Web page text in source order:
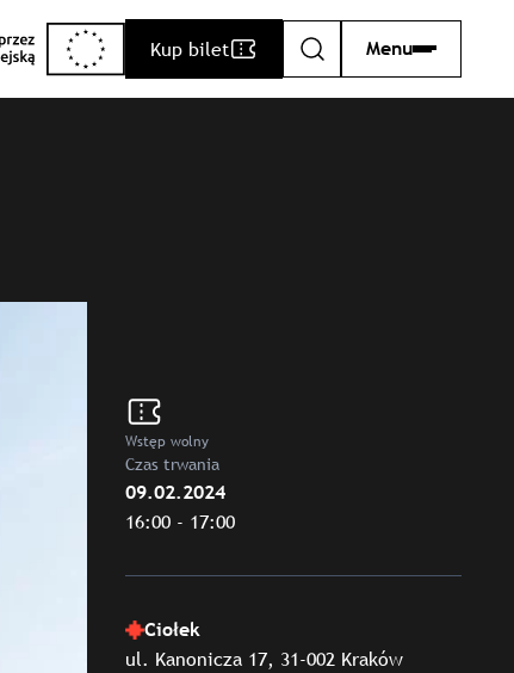
Kup bilet Szukaj Menu
Wstęp wolny
Czas trwania
09.02.2024
16:00 - 17:00
Ciołek
ul. Kanonicza 17, 31-002 Kraków